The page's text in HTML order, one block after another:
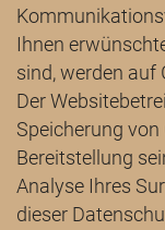
Ihnen
sind, werden auf
Der
Speicherung
Bereitstellung
Analyse Ihres
dieser